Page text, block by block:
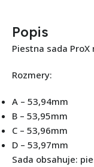
Popis
Piestna sada ProX
Rozmery:
A – 53,94mm
B – 53,95mm
C – 53,96mm
D – 53,97mm
Sada obsahuje: